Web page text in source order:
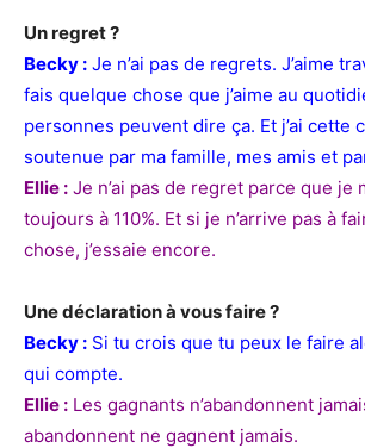
Un regret ?
Becky : Je n’ai pas de regrets. J’aime
fais quelque chose que j’aime au
personnes peuvent dire ça. Et j’ai cette
soutenue par ma famille, mes amis et
Ellie : Je n’ai pas de regret parce que je
toujours à 110%. Et si je n’arrive pas à
chose, j’essaie encore.
Une déclaration à vous faire ?
Becky : Si tu crois que tu peux le faire
qui compte.
Ellie : Les gagnants n’abandonnent
abandonnent ne gagnent jamais.